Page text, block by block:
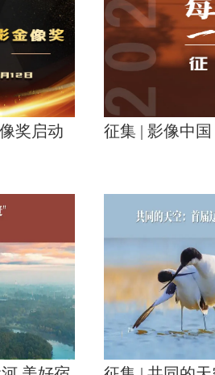
奖启动
征集 | 影像中国